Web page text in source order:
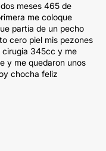
meses 465 de
me coloque
partia de un pecho
cero piel mis pezones
cirugia 345cc y me
y me quedaron unos
chocha feliz